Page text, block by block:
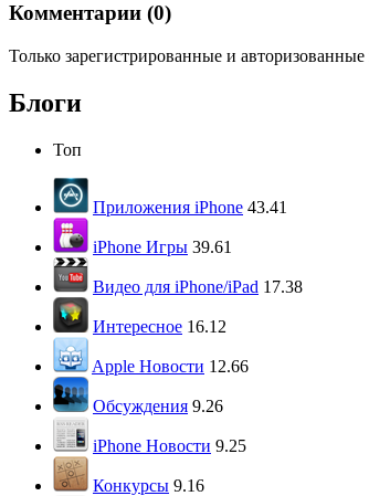
Комментарии (0)
Только зарегистрированные и
Блоги
Топ
Приложения iPhone 43.41
iPhone Игры 39.61
Видео для iPhone/iPad 17.38
Интересное 16.12
Apple Новости 12.66
Обсуждения 9.26
iPhone Новости 9.25
Конкурсы 9.16